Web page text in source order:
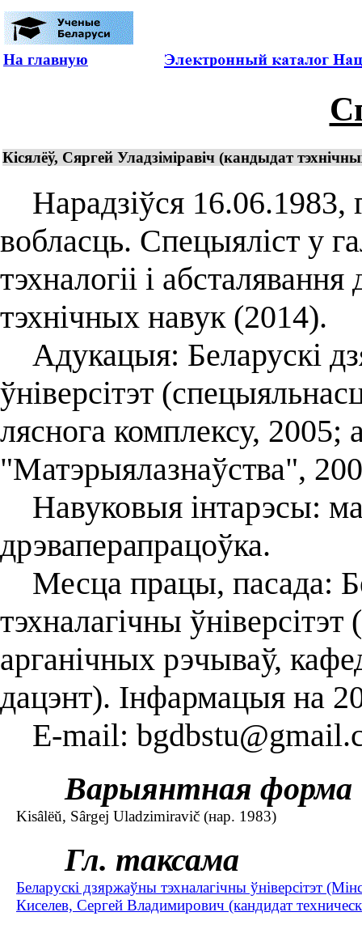
На главную
Кісялёў, Сяргей Уладзіміравіч (кандыдат
Нарадзіўся 16.06.1983,
вобласць. Спецыяліст у
тэхналогіі і
тэхнічных навук (2014).
Адукацыя: Беларускі
ўніверсітэт
ляснога комплексу, 2005;
"Матэрыялазнаўства",
Навуковыя інтарэсы:
дрэваперапрацоўка.
Месца працы, пасада:
тэхналагічны ўніверсітэт
арганічных рэчываў,
дацэнт). Інфармацыя на
E-mail:
Варыянтная форма
Kisâlëŭ, Sârgej Uladzimiravič (нар. 1983)
Гл. таксама
Беларускі дзяржаўны тэхналагічны ўніверсітэт
Киселев, Сергей Владимирович (кандидат